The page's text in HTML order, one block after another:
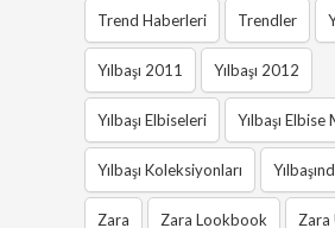
Trend Haberleri Trendler
Yılbaşı 2011 Yılbaşı 2012
Yılbaşı Elbiseleri Yılbaşı
Yılbaşı Koleksiyonları
Zara Zara Lookbook Zara